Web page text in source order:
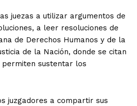
juezas a utilizar argumentos de
a leer resoluciones de
de Derechos Humanos y de la
de la Nación, donde se citan
permiten sustentar los
juzgadores a compartir sus